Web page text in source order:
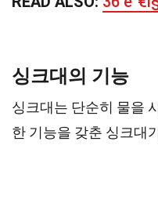
싱크대의 기능
싱크대는 단순히 물을
한 기능을 갖춘 싱크대